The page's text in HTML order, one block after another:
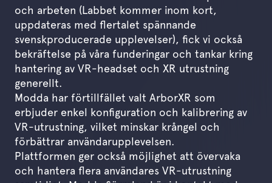
och arbeten (Labbet kommer inom kort,
uppdateras med flertalet spännande
svenskproducerade upplevelser), fick vi också
bekräftelse på våra funderingar och tankar kring
hantering av VR-headset och XR utrustning
generellt.
Modda har förtillfället valt ArborXR som
erbjuder enkel konfiguration och kalibrering av
VR-utrustning, vilket minskar krångel och
förbättrar användarupplevelsen.
Plattformen ger också möjlighet att övervaka
och hantera flera användares VR-utrustning